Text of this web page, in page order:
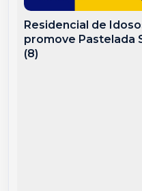
Residencial de
promove Pastelada
(8)